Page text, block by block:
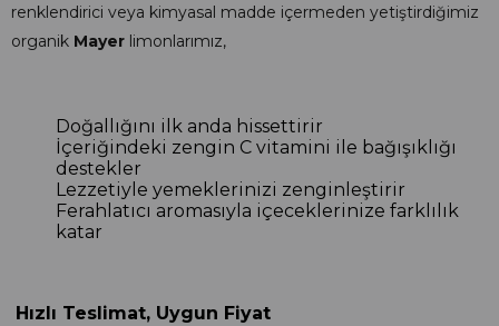
renklendirici veya kimyasal madde içermeden yetiştirdiğimiz
organik Mayer limonlarımız,
Doğallığını ilk anda hissettirir
İçeriğindeki zengin C vitamini ile bağışıklığı
destekler
Lezzetiyle yemeklerinizi zenginleştirir
Ferahlatıcı aromasıyla içeceklerinize farklılık
katar
Hızlı Teslimat, Uygun Fiyat